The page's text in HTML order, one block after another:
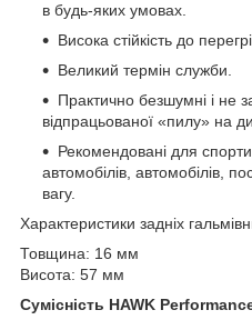
в будь-яких умовах.
Висока стійкість до
Великий термін служби.
Практично безшумні і не
відпрацьованої «пилу» на
Рекомендовані для
автомобілів, автомобілів,
вагу.
Характеристики задніх
Товщина: 16 мм
Висота: 57 мм
Сумісність HAWK